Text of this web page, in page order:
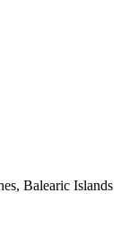
Balearic Islands